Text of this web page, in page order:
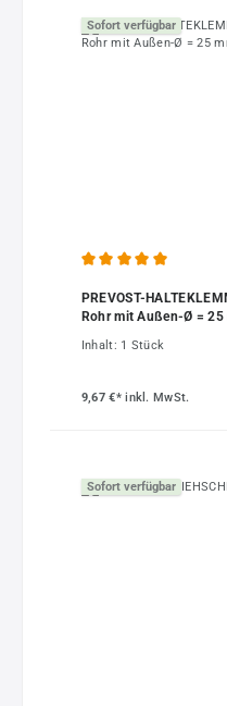
Sofort verfügbar
PREVOST-
Rohr mit Außen-Ø = 25
Inhalt: 1 Stück
9,67 €*inkl. MwSt.
Sofort verfügbar